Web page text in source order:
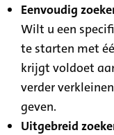
Eenvoudig
Wilt u een
te starten met
krijgt voldoet
verder
geven.
Uitgebreid